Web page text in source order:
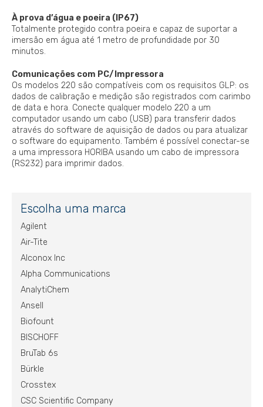
À prova d’água e poeira (IP67)
Totalmente protegido contra poeira e capaz de suportar a
imersão em água até 1 metro de profundidade por 30
minutos.
Comunicações com PC/Impressora
Os modelos 220 são compatíveis com os requisitos GLP: os
dados de calibração e medição são registrados com carimbo
de data e hora. Conecte qualquer modelo 220 a um
computador usando um cabo (USB) para transferir dados
através do software de aquisição de dados ou para atualizar
o software do equipamento. Também é possível conectar-se
a uma impressora HORIBA usando um cabo de impressora
(RS232) para imprimir dados.
Escolha uma marca
Agilent
Air-Tite
Alconox Inc
Alpha Communications
AnalytiChem
Ansell
Biofount
BISCHOFF
BruTab 6s
Bürkle
Crosstex
CSC Scientific Company